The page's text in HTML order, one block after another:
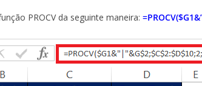
PROCV da seguinte maneira: